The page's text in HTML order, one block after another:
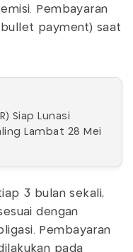
Pembayaran
payment) saat
Siap Lunasi
Lambat 28 Mei
3 bulan sekali,
dengan
Pembayaran
pada